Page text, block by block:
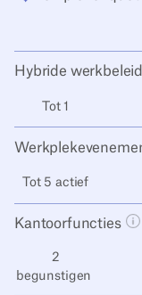
Hybride werkbeleid
Tot 1
Tot 5 actief
Kantoorfuncties
2
begunstigen